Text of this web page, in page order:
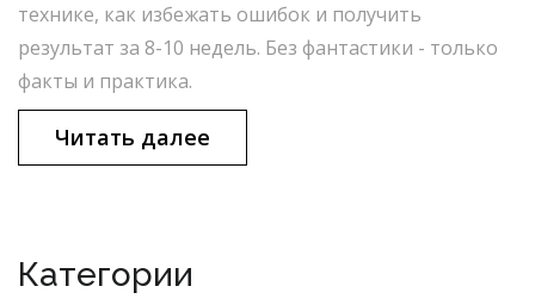
технике, как избежать ошибок и получить
результат за 8-10 недель. Без фантастики - только
факты и практика.
Читать далее
Категории